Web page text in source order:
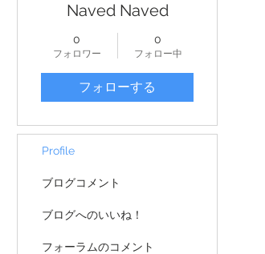
Naved Naved
0
フォロワー
0
フォロー中
フォローする
Profile
ブログコメント
ブログへのいいね！
フォーラムのコメント